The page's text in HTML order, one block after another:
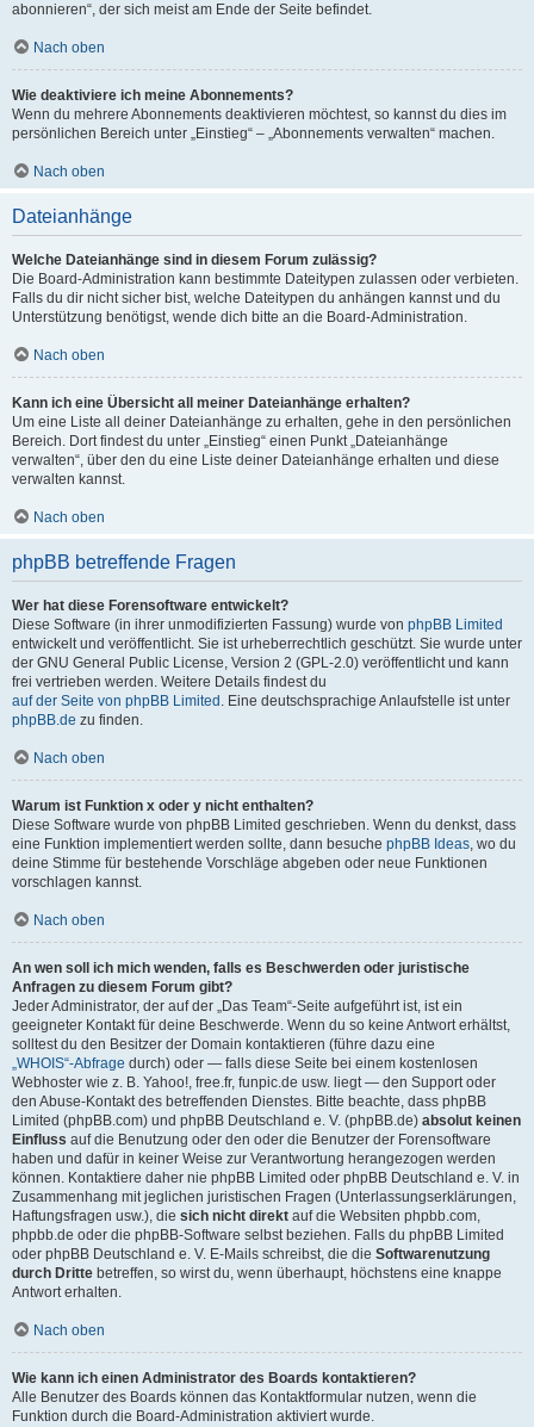
abonnieren“, der sich meist am Ende der Seite befindet.
Nach oben
Wie deaktiviere ich meine Abonnements?
Wenn du mehrere Abonnements deaktivieren möchtest, so kannst du dies im
persönlichen Bereich unter „Einstieg“ – „Abonnements verwalten“ machen.
Nach oben
Dateianhänge
Welche Dateianhänge sind in diesem Forum zulässig?
Die Board-Administration kann bestimmte Dateitypen zulassen oder verbieten.
Falls du dir nicht sicher bist, welche Dateitypen du anhängen kannst und du
Unterstützung benötigst, wende dich bitte an die Board-Administration.
Nach oben
Kann ich eine Übersicht all meiner Dateianhänge erhalten?
Um eine Liste all deiner Dateianhänge zu erhalten, gehe in den persönlichen
Bereich. Dort findest du unter „Einstieg“ einen Punkt „Dateianhänge
verwalten“, über den du eine Liste deiner Dateianhänge erhalten und diese
verwalten kannst.
Nach oben
phpBB betreffende Fragen
Wer hat diese Forensoftware entwickelt?
Diese Software (in ihrer unmodifizierten Fassung) wurde von phpBB Limited
entwickelt und veröffentlicht. Sie ist urheberrechtlich geschützt. Sie wurde unter
der GNU General Public License, Version 2 (GPL-2.0) veröffentlicht und kann
frei vertrieben werden. Weitere Details findest du
auf der Seite von phpBB Limited . Eine deutschsprachige Anlaufstelle ist unter
phpBB.de zu finden.
Nach oben
Warum ist Funktion x oder y nicht enthalten?
Diese Software wurde von phpBB Limited geschrieben. Wenn du denkst, dass
eine Funktion implementiert werden sollte, dann besuche phpBB Ideas, wo du
deine Stimme für bestehende Vorschläge abgeben oder neue Funktionen
vorschlagen kannst.
Nach oben
An wen soll ich mich wenden, falls es Beschwerden oder juristische
Anfragen zu diesem Forum gibt?
Jeder Administrator, der auf der „Das Team“-Seite aufgeführt ist, ist ein
geeigneter Kontakt für deine Beschwerde. Wenn du so keine Antwort erhältst,
solltest du den Besitzer der Domain kontaktieren (führe dazu eine
„WHOIS“-Abfrage durch) oder — falls diese Seite bei einem kostenlosen
Webhoster wie z. B. Yahoo!, free.fr, funpic.de usw. liegt — den Support oder
den Abuse-Kontakt des betreffenden Dienstes. Bitte beachte, dass phpBB
Limited (phpBB.com) und phpBB Deutschland e. V. (phpBB.de) absolut keinen
Einfluss auf die Benutzung oder den oder die Benutzer der Forensoftware
haben und dafür in keiner Weise zur Verantwortung herangezogen werden
können. Kontaktiere daher nie phpBB Limited oder phpBB Deutschland e. V. in
Zusammenhang mit jeglichen juristischen Fragen (Unterlassungserklärungen,
Haftungsfragen usw.), die sich nicht direkt auf die Websiten phpbb.com,
phpbb.de oder die phpBB-Software selbst beziehen. Falls du phpBB Limited
oder phpBB Deutschland e. V. E-Mails schreibst, die die Softwarenutzung
durch Dritte betreffen, so wirst du, wenn überhaupt, höchstens eine knappe
Antwort erhalten.
Nach oben
Wie kann ich einen Administrator des Boards kontaktieren?
Alle Benutzer des Boards können das Kontaktformular nutzen, wenn die
Funktion durch die Board-Administration aktiviert wurde.